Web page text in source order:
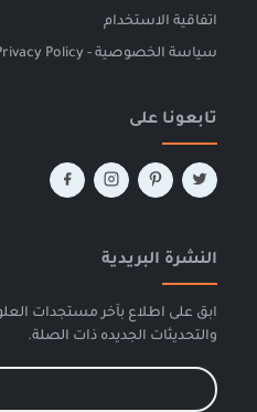
اتفاقية الاستخدام
سياسة الخصوصية - Privacy Policy
تابعونا على
النشرة البريدية
ابق على اطلاع بآخر مستجدات
والتحديثات الجديده ذات الصلة.